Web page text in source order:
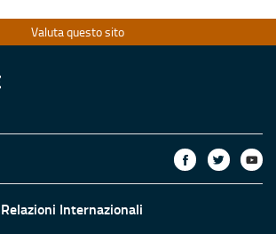
Valuta questo sito
Internazionali